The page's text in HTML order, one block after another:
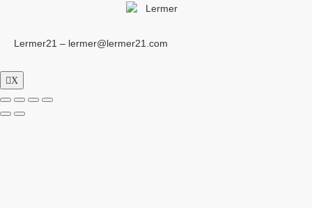
Lermer21 – lermer@lermer21.com
X